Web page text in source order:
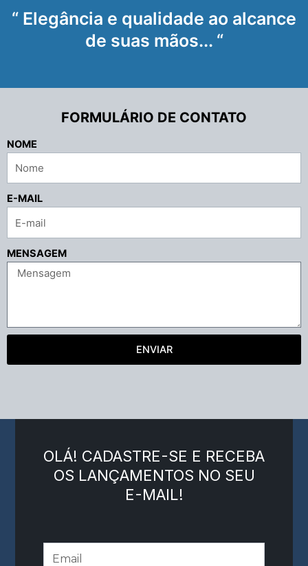
“ Elegância e qualidade ao alcance
de suas mãos... “
FORMULÁRIO DE CONTATO
NOME
E-MAIL
MENSAGEM
ENVIAR
OLÁ! CADASTRE-SE E RECEBA
OS LANÇAMENTOS NO SEU
E-MAIL!